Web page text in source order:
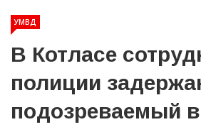
УМВД
В Котласе
полиции
подозреваемый